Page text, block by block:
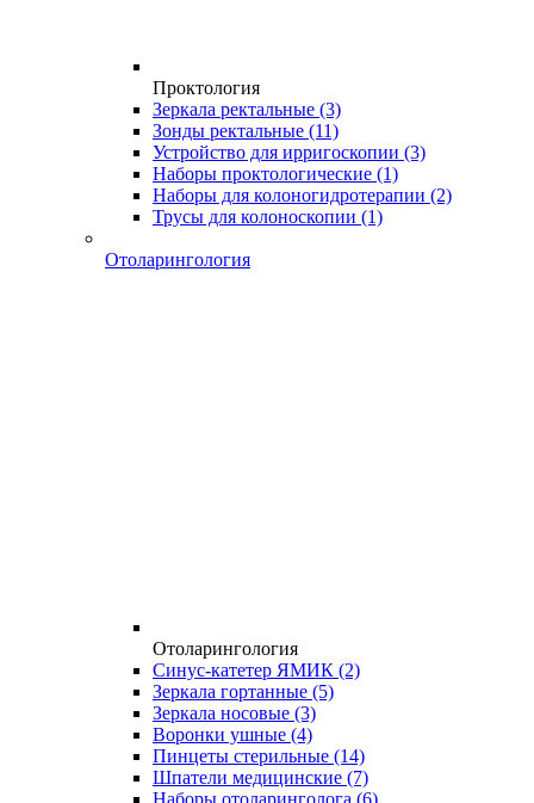
Проктология
Зеркала ректальные (3)
Зонды ректальные (11)
Устройство для ирригоскопии (3)
Наборы проктологические (1)
Наборы для колоногидротерапии (2)
Трусы для колоноскопии (1)
Отоларингология
Отоларингология
Синус-катетер ЯМИК (2)
Зеркала гортанные (5)
Зеркала носовые (3)
Воронки ушные (4)
Пинцеты стерильные (14)
Шпатели медицинские (7)
Наборы отоларинголога (6)